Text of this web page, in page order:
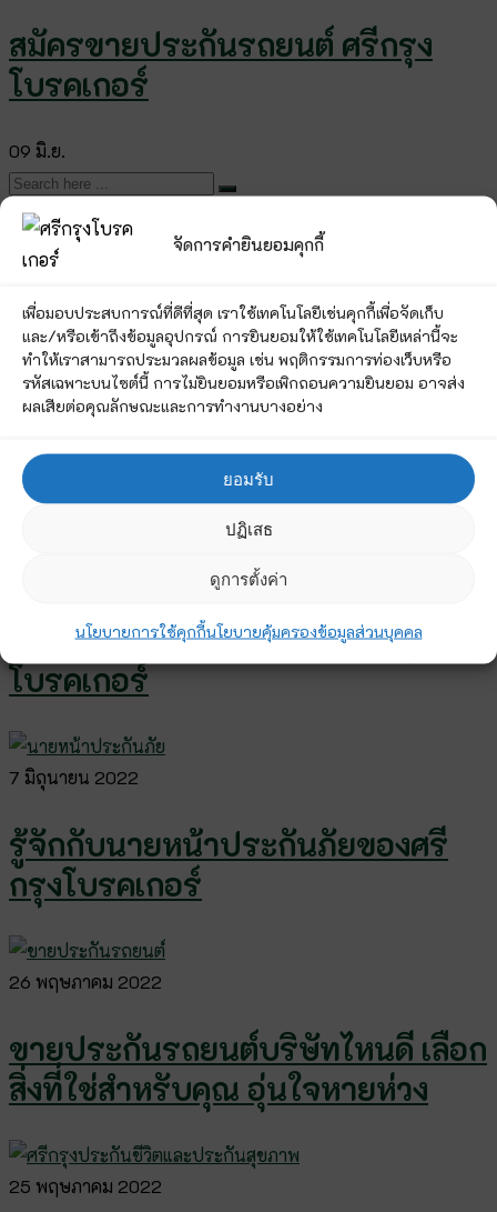
จัดการคำยินยอมคุกกี้
เพื่อมอบประสบการณ์ที่ดีที่สุด เราใช้เทคโนโลยีเช่นคุกกี้เพื่อจัดเก็บ
และ/หรือเข้าถึงข้อมูลอุปกรณ์ การยินยอมให้ใช้เทคโนโลยีเหล่านี้จะ
ทำให้เราสามารถประมวลผลข้อมูล เช่น พฤติกรรมการท่องเว็บหรือ
รหัสเฉพาะบนไซต์นี้ การไม่ยินยอมหรือเพิกถอนความยินยอม อาจส่ง
ผลเสียต่อคุณลักษณะและการทำงานบางอย่าง
ยอมรับ
ปฏิเสธ
ดูการตั้งค่า
นโยบายการใช้คุกกี้นโยบายคุ้มครองข้อมูลส่วนบุคคล
สมัครขายประกันรถยนต์ ศรีกรุง
โบรคเกอร์
09 มิ.ย.
หมวดหมู่บทความ
ความรู้ประกันภัย(7)
ธุรกิจประกันภัย(2)
ประกันภัยรถยนต์(7)
ศรีกรุงโบรคเกอร์(2)
บทความล่าสุด
สมัครขายประกันรถยนต์ ศรีกรุง
โบรคเกอร์
7 มิถุนายน 2022
รู้จักกับนายหน้าประกันภัยของศรี
กรุงโบรคเกอร์
26 พฤษภาคม 2022
ขายประกันรถยนต์บริษัทไหนดี เลือก
สิ่งที่ใช่สำหรับคุณ อุ่นใจหายห่วง
25 พฤษภาคม 2022